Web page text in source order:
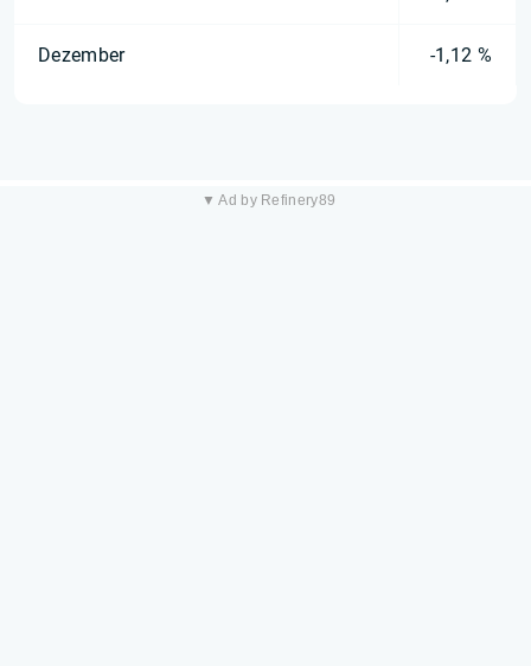
Dezember -1,12 %
▼ Ad by Refinery89